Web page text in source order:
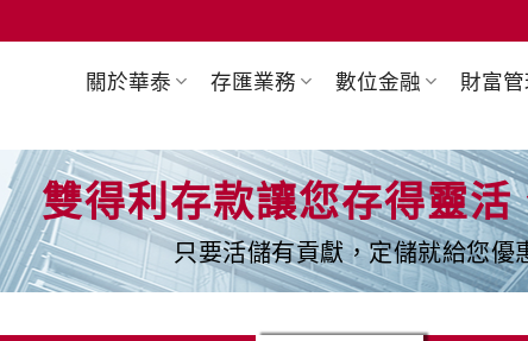
關於華泰 存匯業務 數位金融 財富
雙得利存款讓您存得靈活
只要活儲有貢獻，定儲就給您優